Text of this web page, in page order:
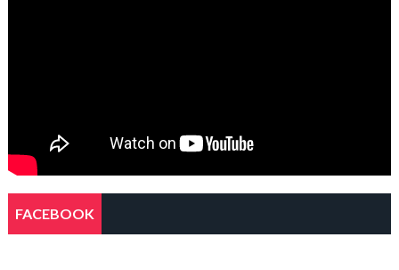
FACEBOOK